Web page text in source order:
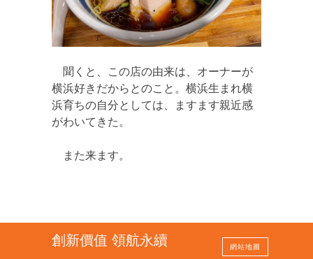
聞くと、この店の由来は、オーナーが
横浜好きだからとのこと。横浜生まれ横
浜育ちの自分としては、ますます親近感
がわいてきた。
また来ます。
創新價值 領航永續 網站地圖